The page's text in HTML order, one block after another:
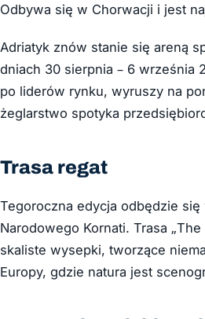
Odbywa się w Chorwacji i jest
Adriatyk znów stanie się areną
dniach 30 sierpnia – 6 września
po liderów rynku, wyruszy na
żeglarstwo spotyka
Trasa regat
Tegoroczna edycja odbędzie
Narodowego Kornati. Trasa
skaliste wysepki, tworzące
Europy, gdzie natura jest